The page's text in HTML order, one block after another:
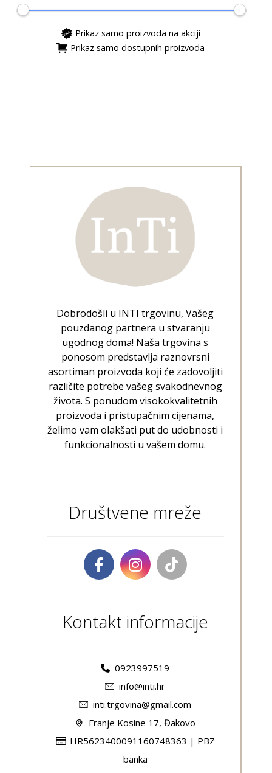
Prikaz samo proizvoda na akciji
Prikaz samo dostupnih proizvoda
Dobrodošli u INTI trgovinu, Vašeg
pouzdanog partnera u stvaranju
ugodnog doma! Naša trgovina s
ponosom predstavlja raznovrsni
asortiman proizvoda koji će zadovoljiti
različite potrebe vašeg svakodnevnog
života. S ponudom visokokvalitetnih
proizvoda i pristupačnim cijenama,
želimo vam olakšati put do udobnosti i
funkcionalnosti u vašem domu.
Društvene mreže
Kontakt informacije
0923997519
info@inti.hr
inti.trgovina@gmail.com
Franje Kosine 17, Đakovo
HR5623400091160748363 | PBZ
banka